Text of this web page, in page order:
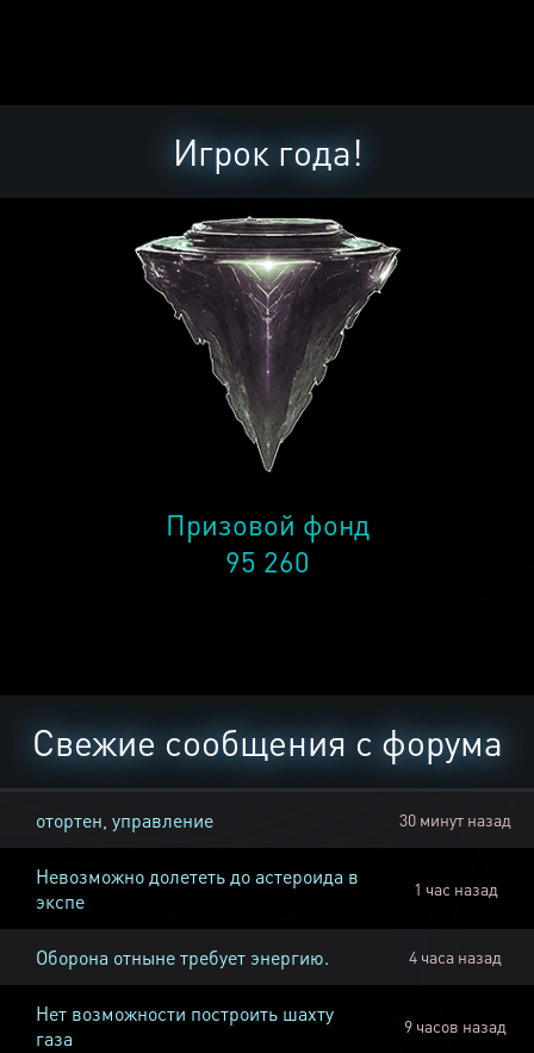
Игрок года!
Призовой фонд
95 260
Свежие сообщения с форума
отортен, управление 30 минут назад
Невозможно долететь до астероида в
экспе
1 час назад
Оборона отныне требует энергию. 4 часа назад
Нет возможности построить шахту
газа
9 часов назад